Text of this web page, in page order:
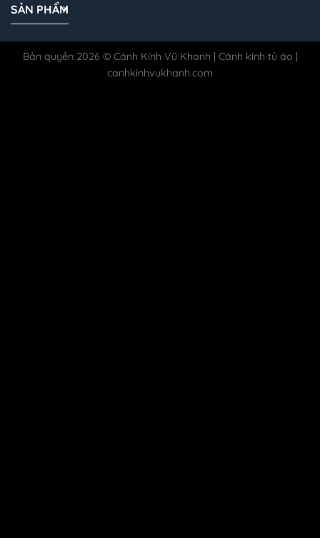
SẢN PHẨM
Bản quyền 2026 © Cánh Kính Vũ Khanh | Cánh kính tủ áo |
canhkinhvukhanh.com